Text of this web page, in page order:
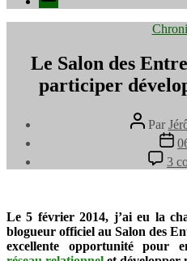
Le Salon des
participer
Auteur
de
l’article
Par
Date
de
3
Le 5 février 2014, j’ai eu la
blogueur officiel au Salon des
excellente opportunité pour